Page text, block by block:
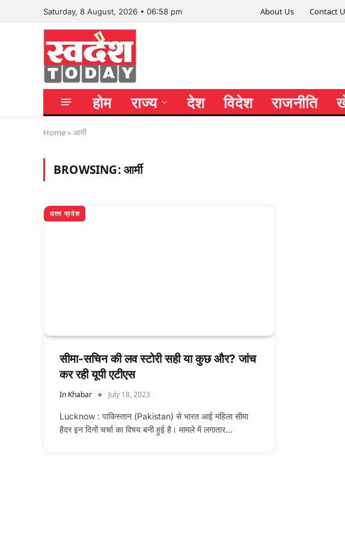
Saturday, 8 August, 2026 • 06:58 pm About Us Contact
होम राज्य देश विदेश राजनीति
Home » आर्मी
BROWSING:आर्मी
उत्तर प्रदेश
सीमा-सचिन की लव स्टोरी सही या कुछ और? जांच
कर रही यूपी एटीएस
In Khabar July 18, 2023
Lucknow : पाकिस्तान (Pakistan) से भारत आई महिला सीमा
हैदर इन दिनों चर्चा का विषय बनी हुई है। मामले में लगातार…